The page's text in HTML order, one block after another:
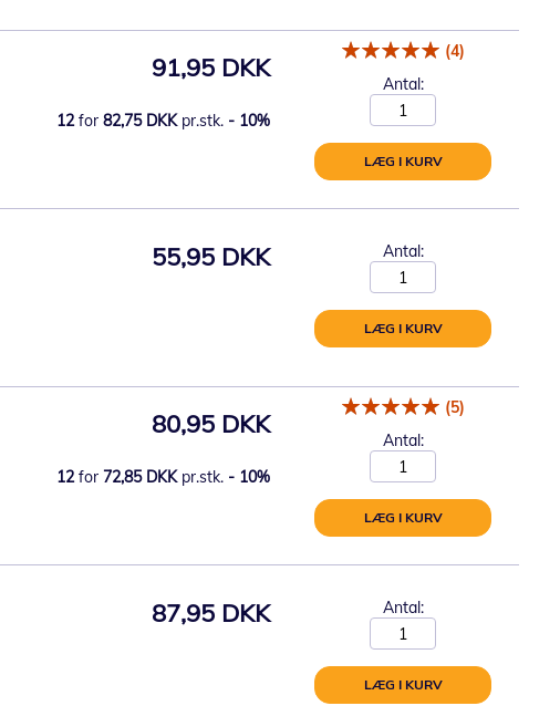
91,95 DKK
12for 82,75 DKK pr.stk. - 10%
(4)
Antal:
LÆG I KURV
55,95 DKK Antal:
LÆG I KURV
80,95 DKK
12for 72,85 DKK pr.stk. - 10%
(5)
Antal:
LÆG I KURV
87,95 DKK Antal:
LÆG I KURV